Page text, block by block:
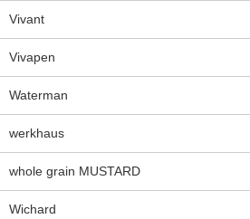
Vivant
Vivapen
Waterman
werkhaus
whole grain MUSTARD
Wichard